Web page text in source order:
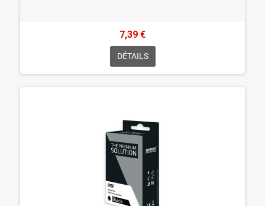
7,39 €
DÉTAILS